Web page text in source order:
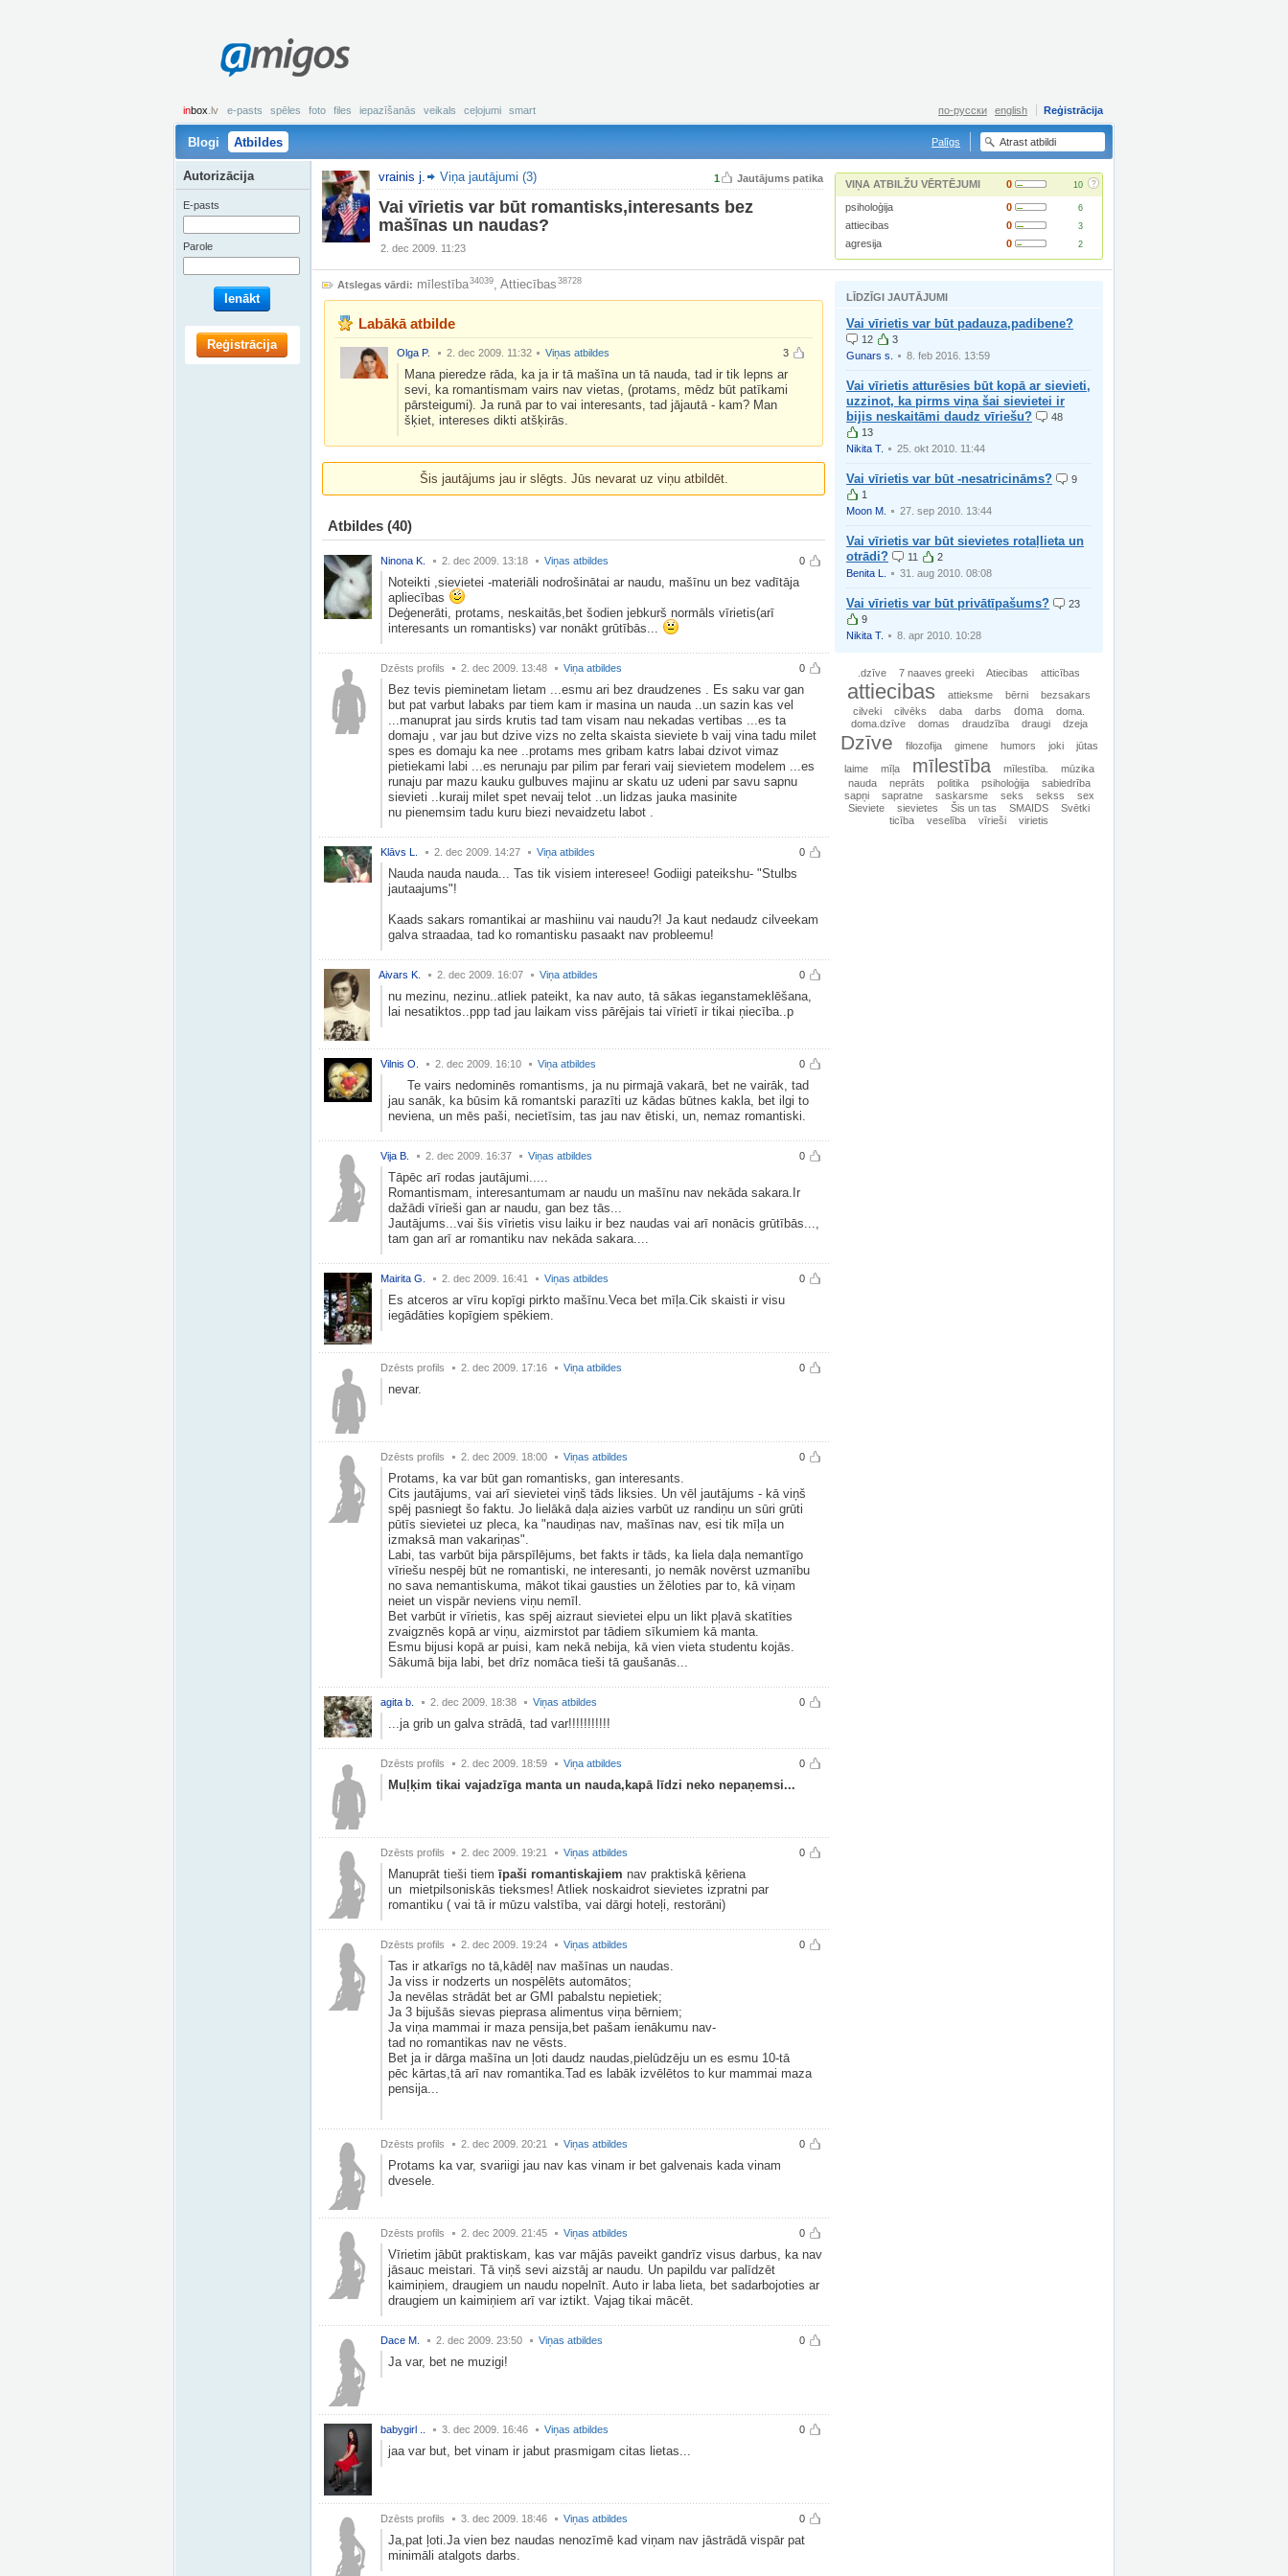
amigos
inbox .lv e-pasts spēles foto files iepazīšanās veikals ceļojumi smart Reģistrācija
по-русски english
Blogi Atbildes Palīgs
1 Jautājums patika
vrainis j. Viņa jautājumi (3)
Vai vīrietis var būt romantisks,interesants bez
mašīnas un naudas?
2. dec 2009. 11:23
VIŅA ATBILŽU VĒRTĒJUMI 0 10 ?
psiholoģija 0 6
attiecibas 0 3
agresija 0 2
Atslegas vārdi: mīlestība34039, Attiecības 38728
Labākā atbilde
3
Olga P. 2. dec 2009. 11:32 Viņas atbildes
Mana pieredze rāda, ka ja ir tā mašīna un tā nauda, tad ir tik lepns ar
sevi, ka romantismam vairs nav vietas, (protams, mēdz būt patīkami
pārsteigumi). Ja runā par to vai interesants, tad jājautā - kam? Man
šķiet, intereses dikti atšķirās.
Šis jautājums jau ir slēgts. Jūs nevarat uz viņu atbildēt.
Atbildes (40)
0
Ninona K. 2. dec 2009. 13:18 Viņas atbildes
Noteikti ,sievietei -materiāli nodrošinātai ar naudu, mašīnu un bez vadītāja
apliecības
Deģenerāti, protams, neskaitās,bet šodien jebkurš normāls vīrietis(arī
interesants un romantisks) var nonākt grūtībās...
0
Dzēsts profils 2. dec 2009. 13:48 Viņa atbildes
Bez tevis pieminetam lietam ...esmu ari bez draudzenes . Es saku var gan
but pat varbut labaks par tiem kam ir masina un nauda ..un sazin kas vel
...manuprat jau sirds krutis tad tam visam nau nekadas vertibas ...es ta
domaju , var jau but dzive vizs no zelta skaista sieviete b vaij vina tadu milet
spes es domaju ka nee ..protams mes gribam katrs labai dzivot vimaz
pietiekami labi ...es nerunaju par pilim par ferari vaij sievietem modelem ...es
runaju par mazu kauku gulbuves majinu ar skatu uz udeni par savu sapnu
sievieti ..kuraij milet spet nevaij telot ..un lidzas jauka masinite
nu pienemsim tadu kuru biezi nevaidzetu labot .
0
Klāvs L. 2. dec 2009. 14:27 Viņa atbildes
Nauda nauda nauda... Tas tik visiem interesee! Godiigi pateikshu- "Stulbs
jautaajums"!
Kaads sakars romantikai ar mashiinu vai naudu?! Ja kaut nedaudz cilveekam
galva straadaa, tad ko romantisku pasaakt nav probleemu!
0
Aivars K. 2. dec 2009. 16:07 Viņa atbildes
nu mezinu, nezinu..atliek pateikt, ka nav auto, tā sākas ieganstameklēšana,
lai nesatiktos..ppp tad jau laikam viss pārējais tai vīrietī ir tikai ņiecība..p
0
Vilnis O. 2. dec 2009. 16:10 Viņa atbildes
Te vairs nedominēs romantisms, ja nu pirmajā vakarā, bet ne vairāk, tad
jau sanāk, ka būsim kā romantski parazīti uz kādas būtnes kakla, bet ilgi to
neviena, un mēs paši, necietīsim, tas jau nav ētiski, un, nemaz romantiski.
0
Vija B. 2. dec 2009. 16:37 Viņas atbildes
Tāpēc arī rodas jautājumi.....
Romantismam, interesantumam ar naudu un mašīnu nav nekāda sakara.Ir
dažādi vīrieši gan ar naudu, gan bez tās...
Jautājums...vai šis vīrietis visu laiku ir bez naudas vai arī nonācis grūtībās...,
tam gan arī ar romantiku nav nekāda sakara....
0
Mairita G. 2. dec 2009. 16:41 Viņas atbildes
Es atceros ar vīru kopīgi pirkto mašīnu.Veca bet mīļa.Cik skaisti ir visu
iegādāties kopīgiem spēkiem.
0
Dzēsts profils 2. dec 2009. 17:16 Viņa atbildes
nevar.
0
Dzēsts profils 2. dec 2009. 18:00 Viņas atbildes
Protams, ka var būt gan romantisks, gan interesants.
Cits jautājums, vai arī sievietei viņš tāds liksies. Un vēl jautājums - kā viņš
spēj pasniegt šo faktu. Jo lielākā daļa aizies varbūt uz randiņu un sūri grūti
pūtīs sievietei uz pleca, ka "naudiņas nav, mašīnas nav, esi tik mīļa un
izmaksā man vakariņas".
Labi, tas varbūt bija pārspīlējums, bet fakts ir tāds, ka liela daļa nemantīgo
vīriešu nespēj būt ne romantiski, ne interesanti, jo nemāk novērst uzmanību
no sava nemantiskuma, mākot tikai gausties un žēloties par to, kā viņam
neiet un vispār neviens viņu nemīl.
Bet varbūt ir vīrietis, kas spēj aizraut sievietei elpu un likt pļavā skatīties
zvaigznēs kopā ar viņu, aizmirstot par tādiem sīkumiem kā manta.
Esmu bijusi kopā ar puisi, kam nekā nebija, kā vien vieta studentu kojās.
Sākumā bija labi, bet drīz nomāca tieši tā gaušanās...
0
agita b. 2. dec 2009. 18:38 Viņas atbildes
...ja grib un galva strādā, tad var!!!!!!!!!!!
0
Dzēsts profils 2. dec 2009. 18:59 Viņa atbildes
Muļķim tikai vajadzīga manta un nauda,kapā līdzi neko nepaņemsi...
0
Dzēsts profils 2. dec 2009. 19:21 Viņas atbildes
Manuprāt tieši tiemīpaši romantiskajiem nav praktiskā ķēriena
un mietpilsoniskās tieksmes! Atliek noskaidrot sievietes izpratni par
romantiku ( vai tā ir mūzu valstība, vai dārgi hoteļi, restorāni)
0
Dzēsts profils 2. dec 2009. 19:24 Viņas atbildes
Tas ir atkarīgs no tā,kādēļ nav mašīnas un naudas.
Ja viss ir nodzerts un nospēlēts automātos;
Ja nevēlas strādāt bet ar GMI pabalstu nepietiek;
Ja 3 bijušās sievas pieprasa alimentus viņa bērniem;
Ja viņa mammai ir maza pensija,bet pašam ienākumu nav-
tad no romantikas nav ne vēsts.
Bet ja ir dārga mašīna un ļoti daudz naudas,pielūdzēju un es esmu 10-tā
pēc kārtas,tā arī nav romantika.Tad es labāk izvēlētos to kur mammai maza
pensija...
0
Dzēsts profils 2. dec 2009. 20:21 Viņas atbildes
Protams ka var, svariigi jau nav kas vinam ir bet galvenais kada vinam
dvesele.
0
Dzēsts profils 2. dec 2009. 21:45 Viņas atbildes
Vīrietim jābūt praktiskam, kas var mājās paveikt gandrīz visus darbus, ka nav
jāsauc meistari. Tā viņš sevi aizstāj ar naudu. Un papildu var palīdzēt
kaimiņiem, draugiem un naudu nopelnīt. Auto ir laba lieta, bet sadarbojoties ar
draugiem un kaimiņiem arī var iztikt. Vajag tikai mācēt.
0
Dace M. 2. dec 2009. 23:50 Viņas atbildes
Ja var, bet ne muzigi!
0
babygirl .. 3. dec 2009. 16:46 Viņas atbildes
jaa var but, bet vinam ir jabut prasmigam citas lietas...
0
Dzēsts profils 3. dec 2009. 18:46 Viņas atbildes
Ja,pat ļoti.Ja vien bez naudas nenozīmē kad viņam nav jāstrādā vispār pat
minimāli atalgots darbs.
LĪDZĪGI JAUTĀJUMI
Vai vīrietis var būt padauza,padibene?
12
3
Gunars s.
8. feb 2016. 13:59
Vai vīrietis atturēsies būt kopā ar sievieti,
uzzinot, ka pirms viņa šai sievietei ir
bijis neskaitāmi daudz vīriešu?
48
13
Nikita T.
25. okt 2010. 11:44
Vai vīrietis var būt -nesatricināms?
9
1
Moon M.
27. sep 2010. 13:44
Vai vīrietis var būt sievietes rotaļlieta un
otrādi?
11
2
Benita L.
31. aug 2010. 08:08
Vai vīrietis var būt privātīpašums?
23
9
Nikita T.
8. apr 2010. 10:28
.dzīve 7 naaves greeki Atiecibas atticības
attiecibas attieksme bērni
bezsakars
cilveki
cilvēks daba darbs doma
doma.
doma.dzīve
domas draudzība draugi dzeja
Dzīve filozofija gimene humors joki
jūtas
laime
mīļa mīlestība mīlestība.
mūzika
nauda
neprāts politika psiholoģija
sabiedrība
sapņi
sapratne saskarsme seks sekss
sex
Sieviete
sievietes Šis un tas SMAIDS
Svētki
ticība
veselība vīrieši virietis
Autorizācija
E-pasts
Parole
Ienākt
Reģistrācija